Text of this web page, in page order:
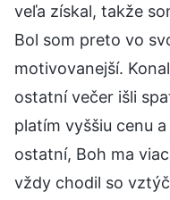
veľa získal, takže
Bol som preto vo
motivovanejší.
ostatní večer išli
platím vyššiu cenu
ostatní, Boh ma
vždy chodil so